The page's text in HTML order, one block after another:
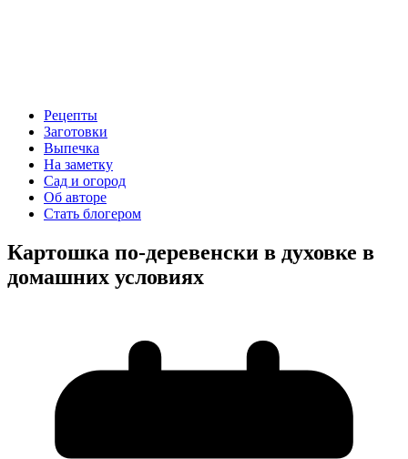
Рецепты
Заготовки
Выпечка
На заметку
Сад и огород
Об авторе
Стать блогером
Картошка по-деревенски в духовке в
домашних условиях